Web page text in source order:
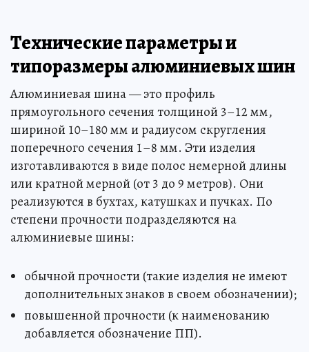
Технические параметры и
типоразмеры алюминиевых шин
Алюминиевая шина — это профиль
прямоугольного сечения толщиной 3–12 мм,
шириной 10–180 мм и радиусом скругления
поперечного сечения 1–8 мм. Эти изделия
изготавливаются в виде полос немерной длины
или кратной мерной (от 3 до 9 метров). Они
реализуются в бухтах, катушках и пучках. По
степени прочности подразделяются на
алюминиевые шины:
обычной прочности (такие изделия не имеют
дополнительных знаков в своем обозначении);
повышенной прочности (к наименованию
добавляется обозначение ПП).